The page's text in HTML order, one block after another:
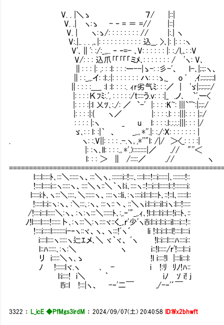
V. . |＼ゝ ７/ |::|
V. .| ヽ:ゝ - ‐ = ＝ =// |::|
V. | ヽ:ゝ/: : : : : : : : // |:.| ヽ
V:.|.. . . ,､|: : : : : : : : : : : 込__. >､|: |: : :ヽ
V'､∥': :/:_,,.. ‐ ‐=- ､V: : : : : : |: :./l,､: :V
V/: : : 込爪｢「｢「「ミﾒ､: : : : : : : / 'ヽ: V､
∥: : : |: ,: : :l: : : :ー--|ゝ-: :彡-'、 l-､|;:;:ヽ、
∥: :_,,.イ: :l:.:|: : : : : : : ハ: : :ゝ,_ o ' ,ｲ;:;:;:;:;l お
∥: : : :＿_ :l :l: : : :. ｨr劣气ﾐ: : :／ | 'ゞ|;:;:;:;:/
|: : : :Кﾌﾐ:.', : : : : :/t::::う.v: : :|_ .ノ､ `',ー<
|: : : :|:l 乂ﾂ､:./: ／ `-' |: : : :K~: |||`''~:|;:;:/
|: : : :|:{ ヽ／ |: : : :.l: : :|||: : : |;:/ 兵士に
: : : : |:ヽ _ u l: : : :.l:.:.:.:|||: : : |/
ゞ､: : l: :|｀ 、 _,.｡*''.|: :./:X: : : : : : : |
. ヽ: :.V||: : : : .-.ヽ｡,*''"l: /|/ ＞<_: : : :| まだ
|: :ヽ､ll: : : :.｡*'.):::::::::|／ .// "''＜
l: : : ＞ ∥ /:::::／ .// ヽ
l::::l:::::ﾄ､:::＼::::::ヽ、:::＼ヽ､:::::::i::!:::､::::l::::!:::i::::::|､::::::::!::
!::::l:::::i:::ヽ:::::ヽ、::::＼ヽ::＼｀ヽl:i､::::ヽ::!:::i:::l::::::l::!::::::::i:
l:::::i:ﾄ､ヽ:::＼::::､＼::::::ヽ、::::ヽ::li､:ヽ::::i:l:::l::::ﾄ､::!::l､::::::l::
!:::::l::i::ヽ:ヽ、:＼:::､:ヽ、:::ヽ::丶、::＼ヽi:l:::i:::il::iヽ
/!::::i:::l:::::＼:ヽ、:ヽ:ヽ:::＼::::::ﾄ､:,.‐'"_,.ｨ､!l::l:::l:i::l:::!i:::ﾄ､::
ﾉ!l:::::l:::::!::::::卜､:ヽ:::＼:ヽ::::ヾ::く_,.ｒ'少'ヽi!i:l::i::l::i:::il::::i:::!::
!::::i:::::l:::::::::i-‐ヽ::ヾ、ヽ、ヽ:::!ﾞヽ´ li !:l::i::l:::l!::::l::::i
i::::l::::ヽ:::::ヽ辷ｴメ､＼ ヾ｀ヾ、 ﾞヽ !l::i:::l::::ﾊ::::i::
l::ﾊ:::::､:ヽ:＼ ヽ i::!l:::::/ｒ'!::::l:::i
リ i:::::＼ヽ､ゝ !l i::::!l |:::li:::l:
ﾉ !::::::lヾ.ヽ ､ - i !:ﾘ ﾘﾉ!ﾊ:: 正しく酒に酔
l:i::::! i＼ ｀ iﾉ ｿ i! ｊ
l!i::l !:::|ヽ、 -‐'二￣ ,/-‐'´￣
3322 ： L_icE ◆PfMgs3irdM ：2024/09/07(土) 20:40:58 ID:Wx2bhwft